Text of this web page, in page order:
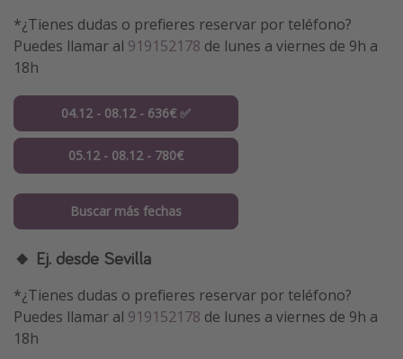
*¿Tienes dudas o prefieres reservar por teléfono?
Puedes llamar al 919152178 de lunes a viernes de 9h a
18h
04.12 - 08.12 - 636€ ✅
05.12 - 08.12 - 780€
Buscar más fechas
🔸 Ej. desde Sevilla
*¿Tienes dudas o prefieres reservar por teléfono?
Puedes llamar al 919152178 de lunes a viernes de 9h a
18h